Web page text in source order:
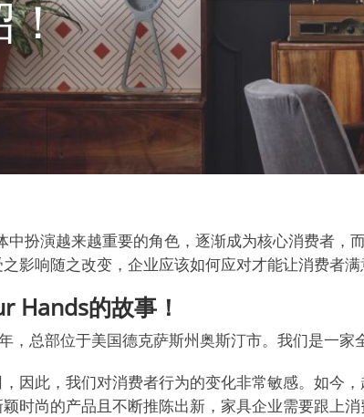
！
中扮演越来越重要的角色，逐渐成为核心消费者，
影响随之改变，企业应该如何应对才能让消费者满
Hands的故事！
，总部位于美国德克萨斯州奥斯汀市。我们是一家
因此，我们对消费者行为的变化非常敏感。如今
时尚的产品且不断推陈出新，家具企业需要跟上消